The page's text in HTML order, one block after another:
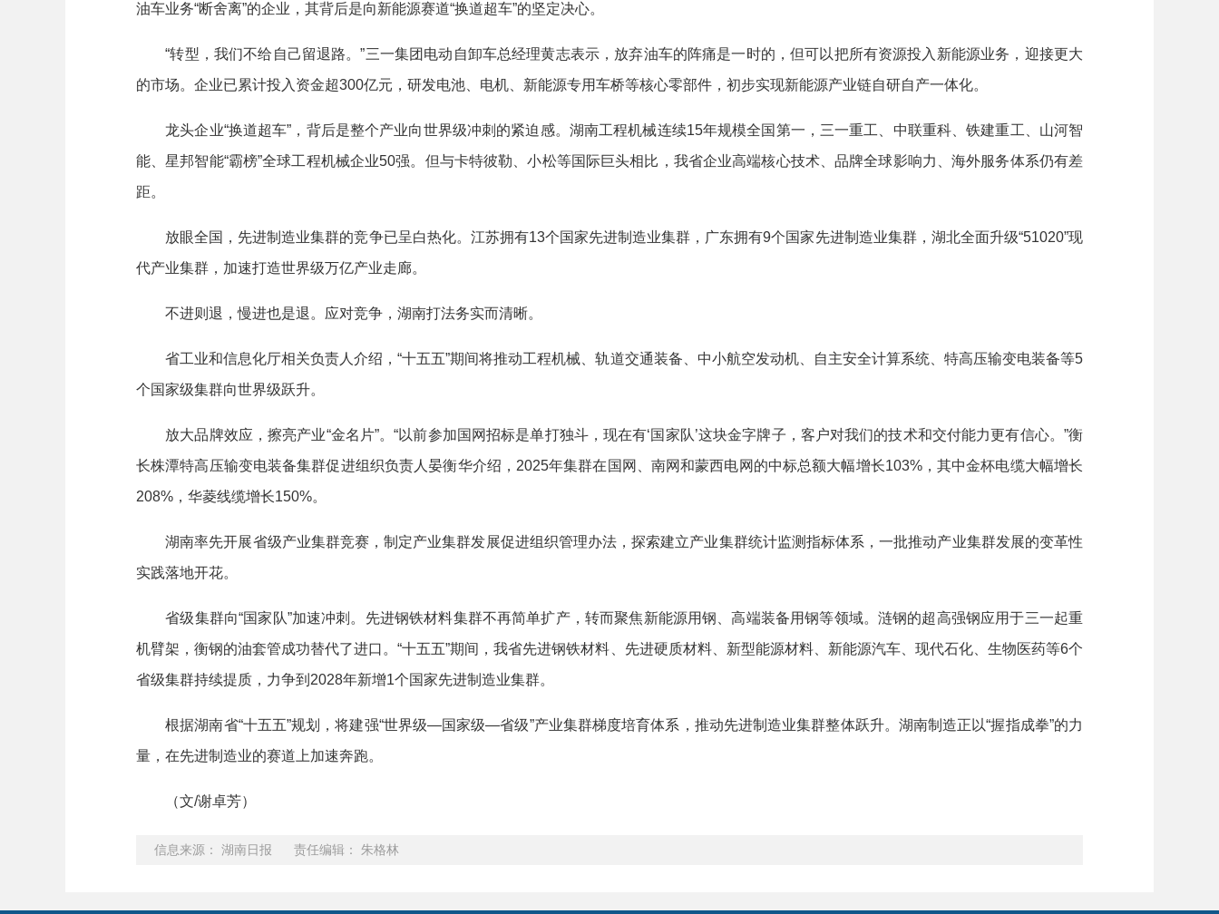
油车业务“断舍离”的企业，其背后是向新能源赛道“换道超车”的坚定决心。
“转型，我们不给自己留退路。”三一集团电动自卸车总经理黄志表示，放弃油车的阵痛是一时的，但可以把所有资源投入新能源业务，迎接更大
的市场。企业已累计投入资金超300亿元，研发电池、电机、新能源专用车桥等核心零部件，初步实现新能源产业链自研自产一体化。
龙头企业“换道超车”，背后是整个产业向世界级冲刺的紧迫感。湖南工程机械连续15年规模全国第一，三一重工、中联重科、铁建重工、山河智
能、星邦智能“霸榜”全球工程机械企业50强。但与卡特彼勒、小松等国际巨头相比，我省企业高端核心技术、品牌全球影响力、海外服务体系仍有差
距。
放眼全国，先进制造业集群的竞争已呈白热化。江苏拥有13个国家先进制造业集群，广东拥有9个国家先进制造业集群，湖北全面升级“51020”现
代产业集群，加速打造世界级万亿产业走廊。
不进则退，慢进也是退。应对竞争，湖南打法务实而清晰。
省工业和信息化厅相关负责人介绍，“十五五”期间将推动工程机械、轨道交通装备、中小航空发动机、自主安全计算系统、特高压输变电装备等5
个国家级集群向世界级跃升。
放大品牌效应，擦亮产业“金名片”。“以前参加国网招标是单打独斗，现在有‘国家队’这块金字牌子，客户对我们的技术和交付能力更有信心。”衡
长株潭特高压输变电装备集群促进组织负责人晏衡华介绍，2025年集群在国网、南网和蒙西电网的中标总额大幅增长103%，其中金杯电缆大幅增长
208%，华菱线缆增长150%。
湖南率先开展省级产业集群竞赛，制定产业集群发展促进组织管理办法，探索建立产业集群统计监测指标体系，一批推动产业集群发展的变革性
实践落地开花。
省级集群向“国家队”加速冲刺。先进钢铁材料集群不再简单扩产，转而聚焦新能源用钢、高端装备用钢等领域。涟钢的超高强钢应用于三一起重
机臂架，衡钢的油套管成功替代了进口。“十五五”期间，我省先进钢铁材料、先进硬质材料、新型能源材料、新能源汽车、现代石化、生物医药等6个
省级集群持续提质，力争到2028年新增1个国家先进制造业集群。
根据湖南省“十五五”规划，将建强“世界级—国家级—省级”产业集群梯度培育体系，推动先进制造业集群整体跃升。湖南制造正以“握指成拳”的力
量，在先进制造业的赛道上加速奔跑。
（文/谢卓芳）
信息来源： 湖南日报 责任编辑： 朱格林